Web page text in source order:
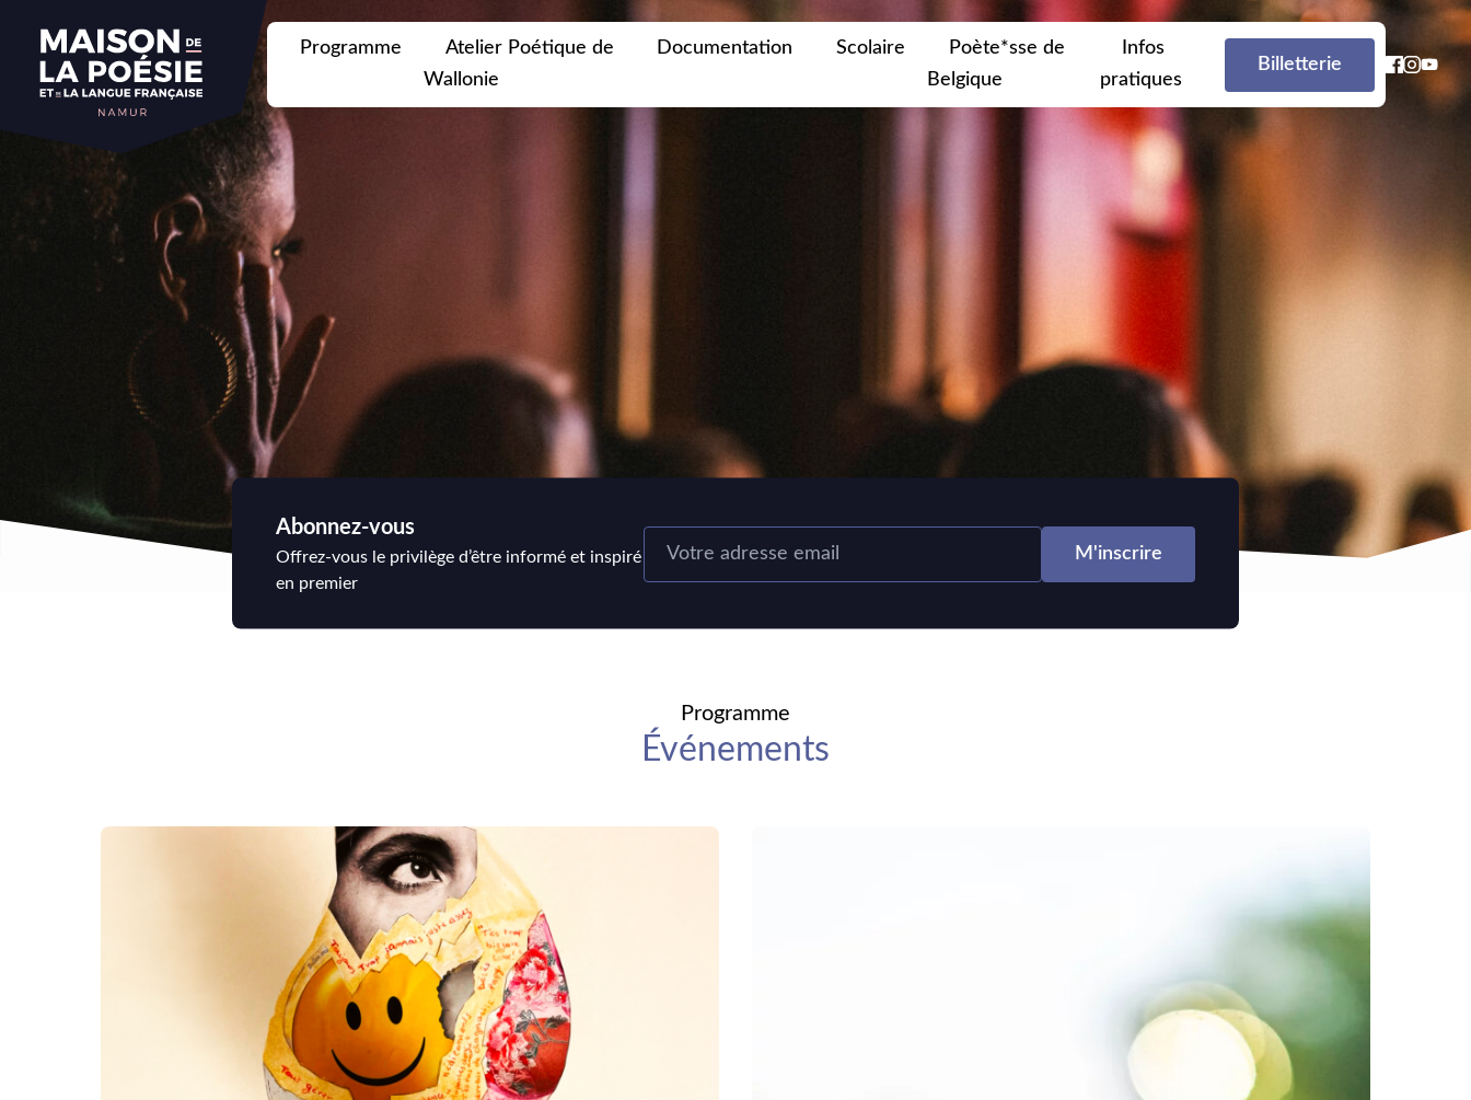
Programme
Atelier Poétique de
Wallonie
Documentation Scolaire
Poète*sse de
Belgique
Infos
pratiques
Billetterie
Abonnez-vous
Offrez-vous le privilège d’être informé et inspiré
en premier
Programme
Événements